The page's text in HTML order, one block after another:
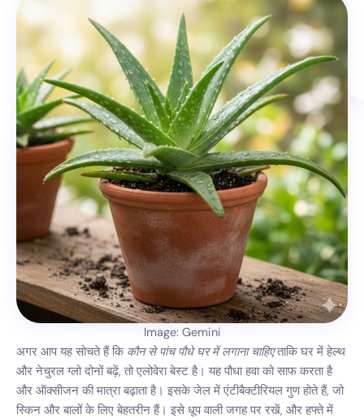
Image: Gemini
अगर आप यह सोचते हैं कि कौन से पांच पौधे घर में लगाना चाहिएताकि घर में हेल्थ
और नेचुरल ग्लो दोनों बढ़ें, तो एलोवेरा बेस्ट है। यह पौधा हवा को साफ करता है
और ऑक्सीजन की मात्रा बढ़ाता है। इसके जेल में एंटीबैक्टीरियल गुण होते हैं, जो
स्किन और बालों के लिए बेहतरीन हैं। इसे धूप वाली जगह पर रखें, और हफ्ते में